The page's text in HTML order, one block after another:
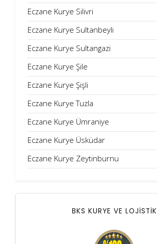
Eczane Kurye Silivri
Eczane Kurye Sultanbeyli
Eczane Kurye Sultangazi
Eczane Kurye Şile
Eczane Kurye Şişli
Eczane Kurye Tuzla
Eczane Kurye Ümraniye
Eczane Kurye Üsküdar
Eczane Kurye Zeytinburnu
BKS KURYE VE LOJİSTİK